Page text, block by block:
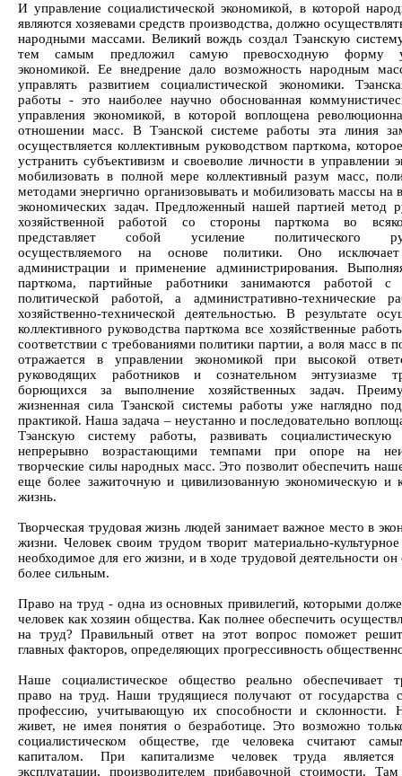
И управление социалистической экономикой, в которой
являются хозяевами средств производства, должно
народными массами. Великий вождь создал Тэанскую
тем самым предложил самую превосходную форму
экономикой. Ее внедрение дало возможность народным
управлять развитием социалистической экономики.
работы - это наиболее научно обоснованная
управления экономикой, в которой воплощена
отношении масс. В Тэанской системе работы эта линия
осуществляется коллективным руководством парткома,
устранить субъективизм и своеволие личности в управлении
мобилизовать в полной мере коллективный разум масс,
методами энергично организовывать и мобилизовать массы на
экономических задач. Предложенный нашей партией метод
хозяйственной работой со стороны парткома во
представляет собой усиление политического
осуществляемого на основе политики. Оно
администрации и применение администрирования.
парткома, партийные работники занимаются работой
политической работой, а административно-технические
хозяйственно-технической деятельностью. В результате
коллективного руководства парткома все хозяйственные
соответствии с требованиями политики партии, а воля масс в
отражается в управлении экономикой при высокой
руководящих работников и сознательном энтузиазме
борющихся за выполнение хозяйственных задач.
жизненная сила Тэанской системы работы уже наглядно
практикой. Наша задача – неустанно и последовательно
Тэанскую систему работы, развивать социалистическую
непрерывно возрастающими темпами при опоре на
творческие силы народных масс. Это позволит обеспечить
еще более зажиточную и цивилизованную экономическую и
жизнь.
Творческая трудовая жизнь людей занимает важное место в
жизни. Человек своим трудом творит материально-культурное
необходимое для его жизни, и в ходе трудовой деятельности он
более сильным.
Право на труд - одна из основных привилегий, которыми
человек как хозяин общества. Как полнее обеспечить
на труд? Правильный ответ на этот вопрос поможет
главных факторов, определяющих прогрессивность
Наше социалистическое общество реально обеспечивает
право на труд. Наши трудящиеся получают от государства
профессию, учитывающую их способности и склонности.
живет, не имея понятия о безработице. Это возможно
социалистическом обществе, где человека считают
капиталом. При капитализме человек труда является
эксплуатации, производителем прибавочной стоимости.